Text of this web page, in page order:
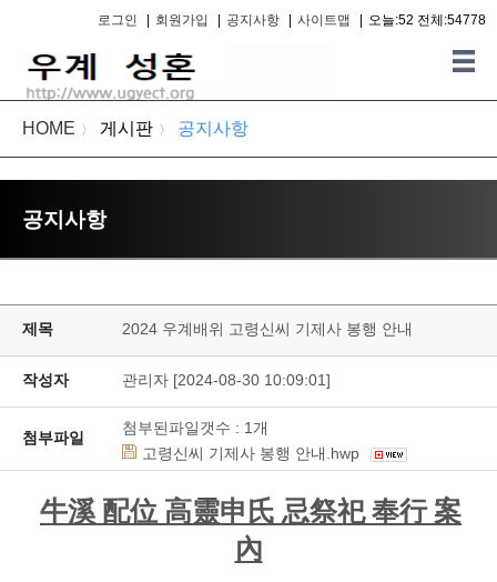
로그인 회원가입 공지사항 사이트맵 오늘:52 전체:54778
HOME 〉 게시판 〉 공지사항
공지사항
제목 2024 우계배위 고령신씨 기제사 봉행 안내
작성자 관리자 [2024-08-30 10:09:01]
첨부파일
첨부된파일갯수 : 1 개
고령신씨 기제사 봉행 안내.hwp
牛溪 配位 高靈申氏 忌祭祀 奉行 案
內